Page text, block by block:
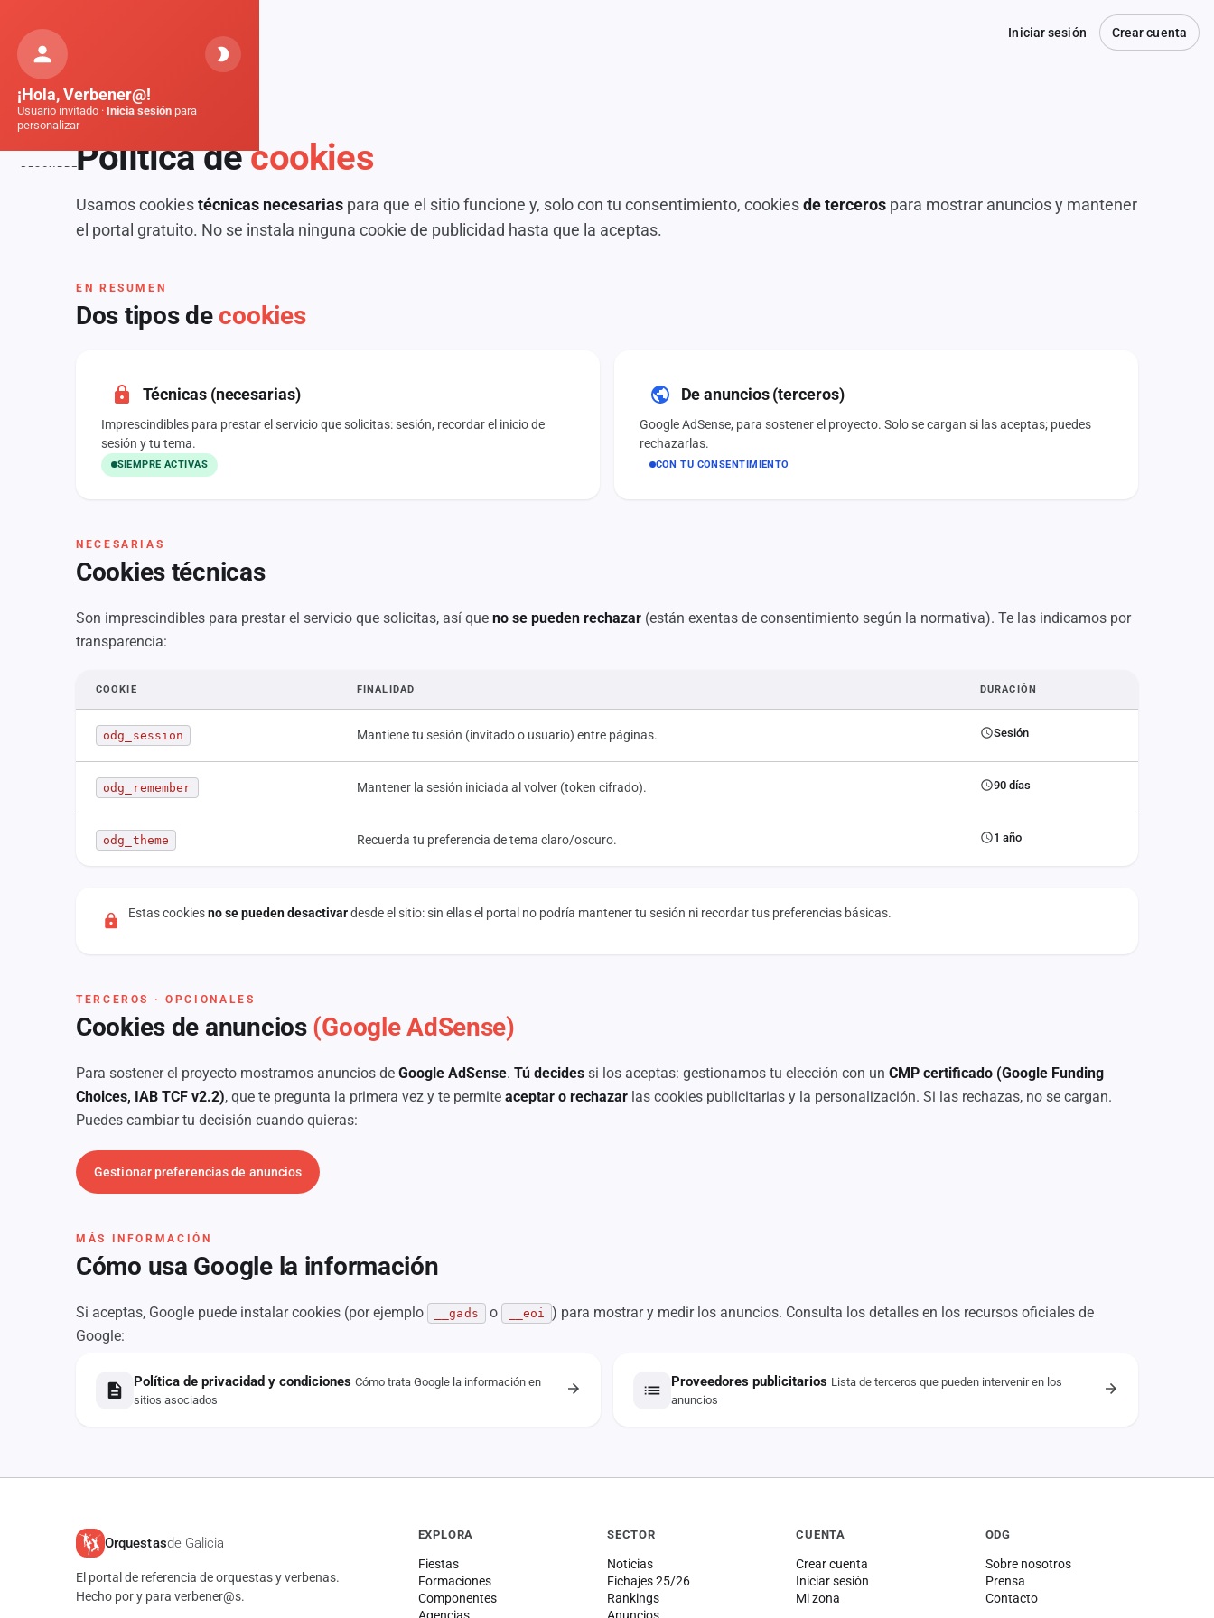
Iniciar sesión Crear cuenta
Inicio Cookies
LEGAL · PRIVACIDAD
Política decookies
Usamos cookiestécnicas necesarias para que el sitio funcione y, solo con tu consentimiento, cookiesde terceros para mostrar anuncios y mantener
el portal gratuito. No se instala ninguna cookie de publicidad hasta que la aceptas.
EN RESUMEN
Dos tipos de cookies
Técnicas (necesarias)
Imprescindibles para prestar el servicio que solicitas: sesión, recordar el inicio de
sesión y tu tema.
SIEMPRE ACTIVAS
De anuncios (terceros)
Google AdSense, para sostener el proyecto. Solo se cargan si las aceptas; puedes
rechazarlas.
CON TU CONSENTIMIENTO
NECESARIAS
Cookies técnicas
Son imprescindibles para prestar el servicio que solicitas, así que no se pueden rechazar (están exentas de consentimiento según la normativa). Te las indicamos por
transparencia:
COOKIE FINALIDAD DURACIÓN
odg_session Mantiene tu sesión (invitado o usuario) entre páginas. Sesión
odg_remember Mantener la sesión iniciada al volver (token cifrado). 90 días
odg_theme Recuerda tu preferencia de tema claro/oscuro. 1 año
Estas cookiesno se pueden desactivardesde el sitio: sin ellas el portal no podría mantener tu sesión ni recordar tus preferencias básicas.
TERCEROS · OPCIONALES
Cookies de anuncios (Google AdSense)
Para sostener el proyecto mostramos anuncios de Google AdSense. Tú decides si los aceptas: gestionamos tu elección con un CMP certificado (Google Funding
Choices, IAB TCF v2.2), que te pregunta la primera vez y te permite aceptar o rechazar las cookies publicitarias y la personalización. Si las rechazas, no se cargan.
Puedes cambiar tu decisión cuando quieras:
Gestionar preferencias de anuncios
MÁS INFORMACIÓN
Cómo usa Google la información
Si aceptas, Google puede instalar cookies (por ejemplo __gads o __eoi
) para mostrar y medir los anuncios. Consulta los detalles en los recursos oficiales de
Google:
Política de privacidad y condiciones Cómo trata Google la información en
sitios asociados
Proveedores publicitarios Lista de terceros que pueden intervenir en los
anuncios
Orquestasde Galicia
El portal de referencia de orquestas y verbenas.
Hecho por y para verbener@s.
EXPLORA
Fiestas
Formaciones
Componentes
SECTOR
Noticias
Fichajes 25/26
Rankings
CUENTA
Crear cuenta
Iniciar sesión
Mi zona
ODG
Sobre nosotros
Prensa
Contacto
¡Hola, Verbener@!
Usuario invitado · Inicia sesión para
personalizar
DESCUBRE
Noticias
Fiestas
Anuncios
Iniciar sesión
Crear cuenta
Administración